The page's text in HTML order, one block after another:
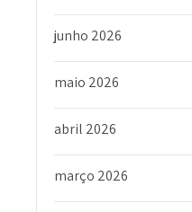
junho 2026
maio 2026
abril 2026
março 2026